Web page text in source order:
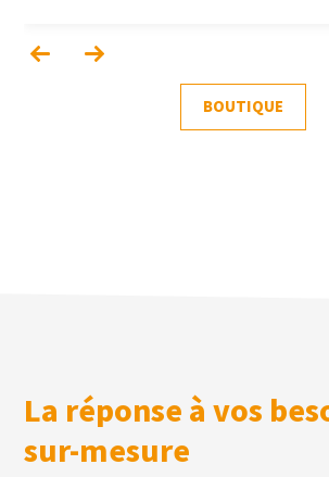
BOUTIQUE
La réponse à vos
sur-mesure